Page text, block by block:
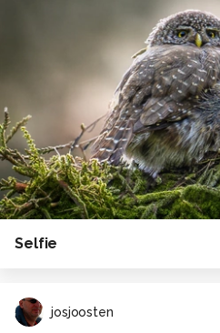
Selfie
josjoosten